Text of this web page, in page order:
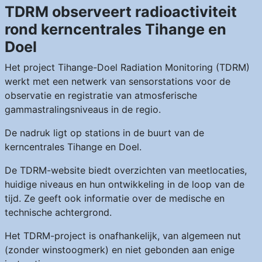
TDRM observeert radioactiviteit
rond kerncentrales Tihange en
Doel
Het project Tihange-Doel Radiation Monitoring (TDRM)
werkt met een netwerk van sensorstations voor de
observatie en registratie van atmosferische
gammastralingsniveaus in de regio.
De nadruk ligt op stations in de buurt van de
kerncentrales Tihange en Doel.
De TDRM-website biedt overzichten van meetlocaties,
huidige niveaus en hun ontwikkeling in de loop van de
tijd. Ze geeft ook informatie over de medische en
technische achtergrond.
Het TDRM-project is onafhankelijk, van algemeen nut
(zonder winstoogmerk) en niet gebonden aan enige